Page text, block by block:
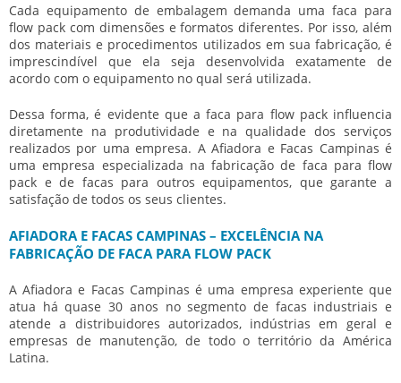
Cada equipamento de embalagem demanda umafaca para
flow packcom dimensões e formatos diferentes. Por isso, além
dos materiais e procedimentos utilizados em sua fabricação, é
imprescindível que ela seja desenvolvida exatamente de
acordo com o equipamento no qual será utilizada.
Dessa forma, é evidente que afaca para flow packinfluencia
diretamente na produtividade e na qualidade dos serviços
realizados por uma empresa. A Afiadora e Facas Campinas é
uma empresa especializada na fabricação de faca para flow
pack e de facas para outros equipamentos, que garante a
satisfação de todos os seus clientes.
AFIADORA E FACAS CAMPINAS – EXCELÊNCIA NA
FABRICAÇÃO DE FACA PARA FLOW PACK
A Afiadora e Facas Campinas é uma empresa experiente que
atua há quase 30 anos no segmento de facas industriais e
atende a distribuidores autorizados, indústrias em geral e
empresas de manutenção, de todo o território da América
Latina.